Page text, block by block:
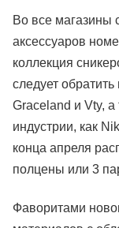
Во все магазины
аксессуаров
коллекция
следует
Graceland и Vty, а
индустрии, как
конца апреля
полцены или 3
Фаворитами